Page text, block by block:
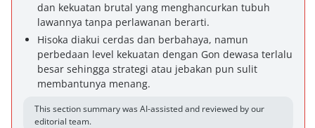
dan kekuatan brutal yang menghancurkan tubuh
lawannya tanpa perlawanan berarti.
Hisoka diakui cerdas dan berbahaya, namun
perbedaan level kekuatan dengan Gon dewasa terlalu
besar sehingga strategi atau jebakan pun sulit
membantunya menang.
This section summary was AI-assisted and reviewed by our
editorial team.